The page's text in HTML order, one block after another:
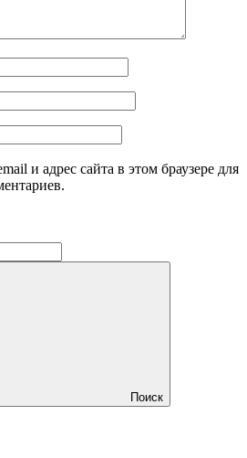
и адрес сайта в этом браузере для
Поиск